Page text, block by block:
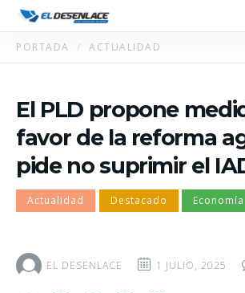
PORTADA ACTUALIDAD
El PLD propone
favor de la reforma
pide no suprimir el
Actualidad Destacado Economía
EL DESENLACE 1 JULIO, 2025